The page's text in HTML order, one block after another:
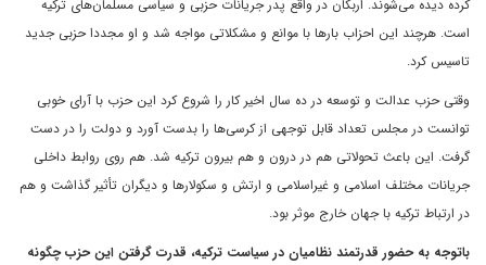
کرده دیده می‌شوند. اربکان در واقع پدر جریانات حزبی و سیاسی مسلمان‌های ترکیه
است. هرچند این احزاب بارها با موانع و مشکلاتی مواجه شد و او مجددا حزبی جدید
تاسیس کرد.
وقتی حزب عدالت و توسعه در ده سال اخیر کار را شروع کرد این حزب با آرای خوبی
توانست در مجلس تعداد قابل توجهی از کرسی‌ها را بدست آورد و دولت را در دست
گرفت. این باعث تحولاتی هم در درون و هم بیرون ترکیه شد. هم روی روابط داخلی
جریانات مختلف اسلامی‌ و غیراسلامی ‌و ارتش و سکولارها و دیگران تأثیر گذاشت و هم
در ارتباط ترکیه با جهان خارج موثر بود.
باتوجه به حضور قدرتمند نظامیان در سیاست ترکیه، قدرت گرفتن این حزب چگونه